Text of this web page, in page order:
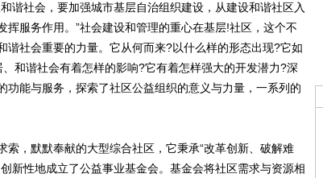
社会，要加强城市基层自治组织建设，从建设和谐社区入
服务作用。”社会建设和管理的重心在基层!社区，这个不
谐社会重要的力量。它从何而来?以什么样的形态出现?它如
和谐社会有着怎样的影响?它有着怎样强大的开发潜力?深
功能与服务，探索了社区公益组织的意义与力量，一系列的
，默默奉献的大型综合社区，它秉承“改革创新、破解难
新性地成立了公益事业基金会。基金会将社区需求与资源相